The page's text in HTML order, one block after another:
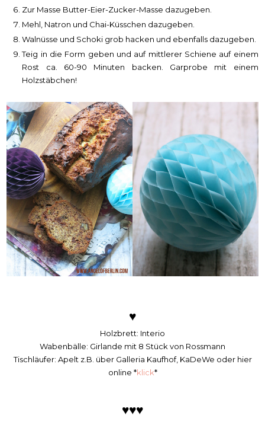
Zur Masse Butter-Eier-Zucker-Masse dazugeben.
Mehl, Natron und Chai-Küsschen dazugeben.
Walnüsse und Schoki grob hacken und ebenfalls dazugeben.
Teig in die Form geben und auf mittlerer Schiene auf einem
Rost ca. 60-90 Minuten backen. Garprobe mit einem
Holzstäbchen!
♥
Holzbrett: Interio
Wabenbälle: Girlande mit 8 Stück von Rossmann
Tischläufer: Apelt z.B. über Galleria Kaufhof, KaDeWe oder hier
online *klick*
♥♥♥